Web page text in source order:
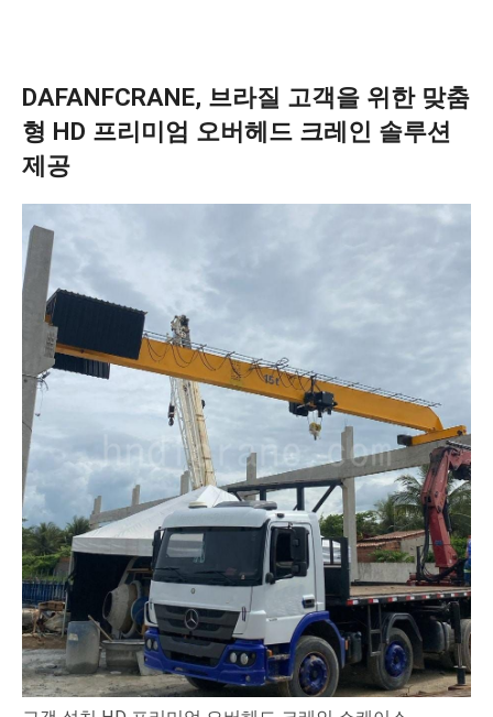
DAFANFCRANE, 브라질 고객을 위한 맞춤
형 HD 프리미엄 오버헤드 크레인 솔루션
제공